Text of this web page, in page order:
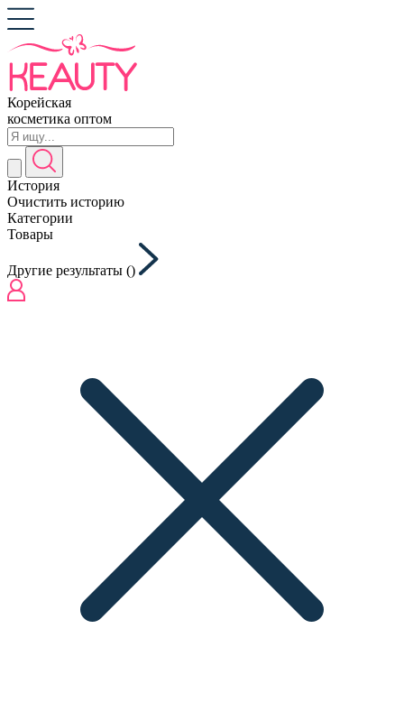
Корейская
косметика оптом
История
Очистить историю
Категории
Товары
Другие результаты ()